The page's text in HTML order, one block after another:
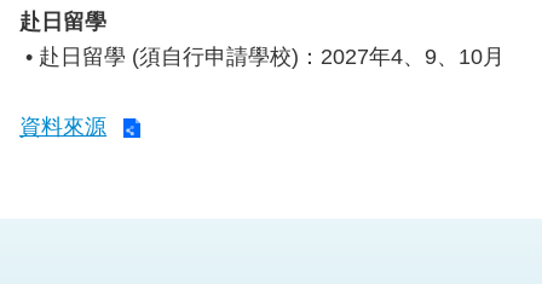
赴日留學
• 赴日留學 (須自行申請學校)：2027年4、9、10月
資料來源